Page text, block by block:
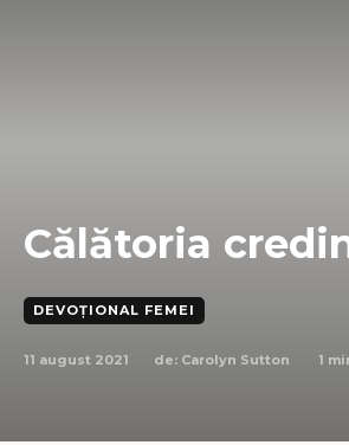
Călătoria
DEVOȚIONAL FEMEI
11 august 2021 de: Carolyn Sutton 1